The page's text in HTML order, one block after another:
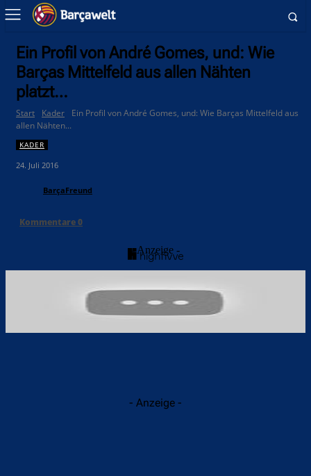
Ein Profil von André Gomes, und: Wie
Barças Mittelfeld aus allen Nähten
platzt…
Start Kader
Ein Profil von André Gomes, und: Wie Barças Mittelfeld aus
allen Nähten...
KADER
24. Juli 2016
BarçaFreund
Kommentare0
- Anzeige -
- Anzeige -